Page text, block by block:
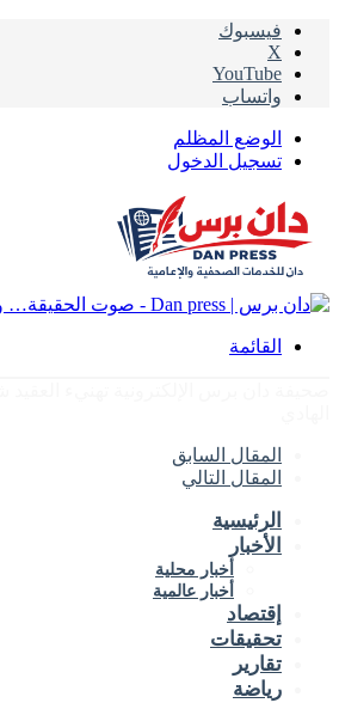
فيسبوك
‫X
‫YouTube
واتساب
الوضع المظلم
تسجيل الدخول
القائمة
المقال السابق
المقال التالي
الرئيسية
الأخبار
أخبار محلية
أخبار عالمية
إقتصاد
تحقيقات
تقارير
رياضة